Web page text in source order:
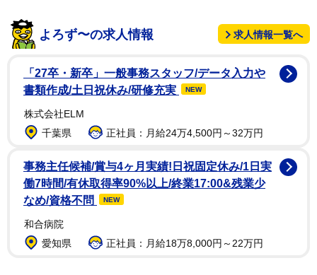
よろず〜の求人情報 求人情報一覧へ
「27卒・新卒」一般事務スタッフ/データ入力や
書類作成/土日祝休み/研修充実
NEW
株式会社ELM
千葉県
正社員：月給24万4,500円～32万円
事務主任候補/賞与4ヶ月実績!日祝固定休み/1日実
働7時間/有休取得率90%以上/終業17:00&残業少
なめ/資格不問
NEW
和合病院
愛知県
正社員：月給18万8,000円～22万円